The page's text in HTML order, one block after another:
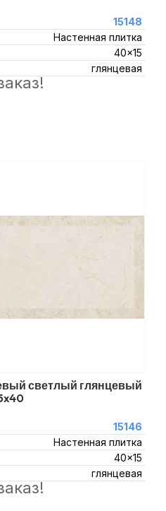
15148
Настенная плитка
40x15
глянцевая
светлый глянцевый
15146
Настенная плитка
40x15
глянцевая